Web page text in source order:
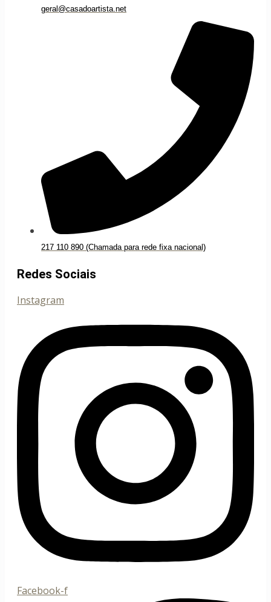
geral@casadoartista.net
217 110 890 (Chamada para rede fixa nacional)
Redes Sociais
Instagram
Facebook-f